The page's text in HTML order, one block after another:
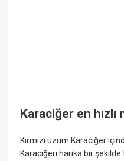
Karaciğer en hızlı
Kırmızı üzüm Karaciğer
Karaciğeri harika bir